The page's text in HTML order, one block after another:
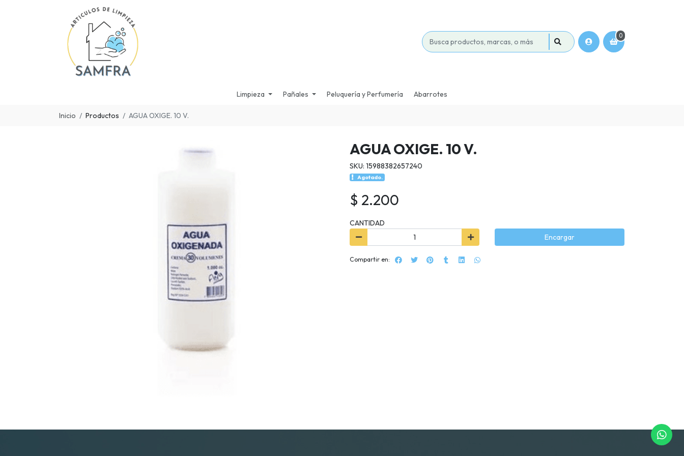
0
Limpieza Pañales Peluquería y Perfumería Abarrotes
Inicio Productos AGUA OXIGE. 10 V.
AGUA OXIGE. 10 V.
SKU: 15988382657240
Agotado.
$ 2.200
CANTIDAD
Encargar
Compartir en: